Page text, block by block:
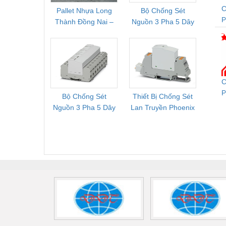
Pallet Nhựa Long
Thành Đồng Nai –
Mới, Pallet Cũ Giá
Tốt
Bộ Chống Sét
Nguồn 3 Pha 5 Dây
FLT-SEC-P-T1-3S-
264/50-FM -
2909589
Bộ Chống Sét
Nguồn 3 Pha 5 Dây
Thiết Bị Chống Sét
Lan Truyền Phoenix
Rơ
Bộ